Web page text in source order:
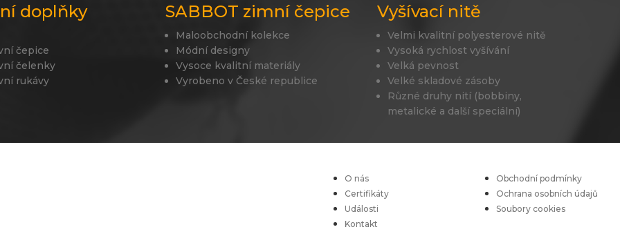
doplňky
čepice
čelenky
rukávy
SABBOT zimní čepice
Maloobchodní kolekce
Módní designy
Vysoce kvalitní materiály
Vyrobeno v České republice
Vyšívací nitě
Velmi kvalitní polyesterové nitě
Vysoká rychlost vyšívání
Velká pevnost
Velké skladové zásoby
Různé druhy nití (bobbiny,
metalické a další speciální)
O nás
Certifikáty
Události
Kontakt
Obchodní podmínky
Ochrana osobních údajů
Soubory cookies